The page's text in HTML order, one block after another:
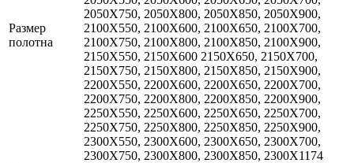
Размер
полотна
2050X750, 2050X800, 2050X850, 2050X900,
2100X550, 2100X600, 2100X650, 2100X700,
2100X750, 2100X800, 2100X850, 2100X900,
2150X550, 2150X600 2150X650, 2150X700,
2150X750, 2150X800, 2150X850, 2150X900,
2200X550, 2200X600, 2200X650, 2200X700,
2200X750, 2200X800, 2200X850, 2200X900,
2250X550, 2250X600, 2250X650, 2250X700,
2250X750, 2250X800, 2250X850, 2250X900,
2300X550, 2300X600, 2300X650, 2300X700,
2300X750, 2300X800, 2300X850, 2300X1174